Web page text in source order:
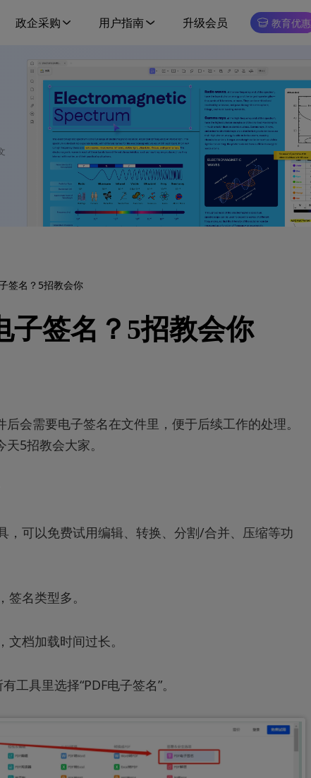
政企采购 用户指南 升级会员 教育优惠
签名？5招教会你
子签名？5招教会你
会需要电子签名在文件里，便于后续工作的处理。
5招教会大家。
，可以免费试用编辑、转换、分割/合并、压缩等功
名类型多。
档加载时间过长。
工具里选择“PDF电子签名”。